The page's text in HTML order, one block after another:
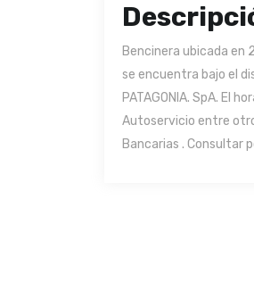
Bencinera ubicada en
se encuentra bajo el
PATAGONIA. SpA. El
Autoservicio entre
Bancarias . Consultar